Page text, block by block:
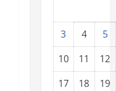
3 4
5
10
11
12
17
18
19